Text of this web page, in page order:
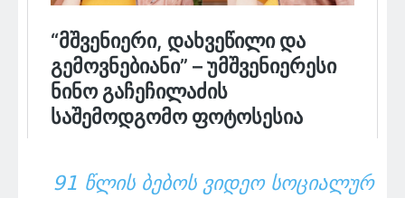
91 ᲬᲚᲘᲡ ᲑᲔᲑᲝᲡ ᲕᲘᲓᲔᲝ ᲡᲝᲪᲘᲐᲚᲣᲠ